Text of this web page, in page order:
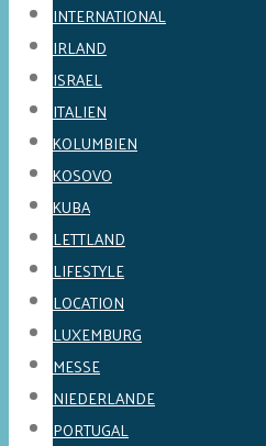
INTERNATIONAL
IRLAND
ISRAEL
ITALIEN
KOLUMBIEN
KOSOVO
KUBA
LETTLAND
LIFESTYLE
LOCATION
LUXEMBURG
MESSE
NIEDERLANDE
PORTUGAL